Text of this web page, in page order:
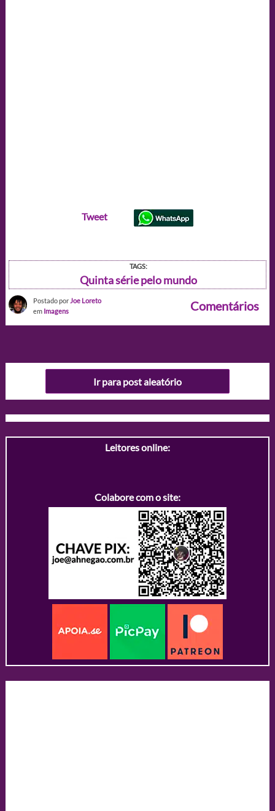
Tweet
TAGS:
Quinta série pelo mundo
Postado por Joe Loreto
em Imagens Comentários
Ir para post aleatório
Leitores online:
Colabore com o site: